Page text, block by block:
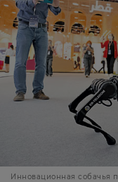
Инновационная собачья